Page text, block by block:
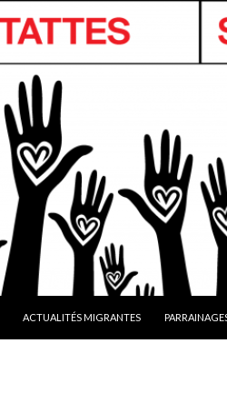
ACTUALITÉS MIGRANTES